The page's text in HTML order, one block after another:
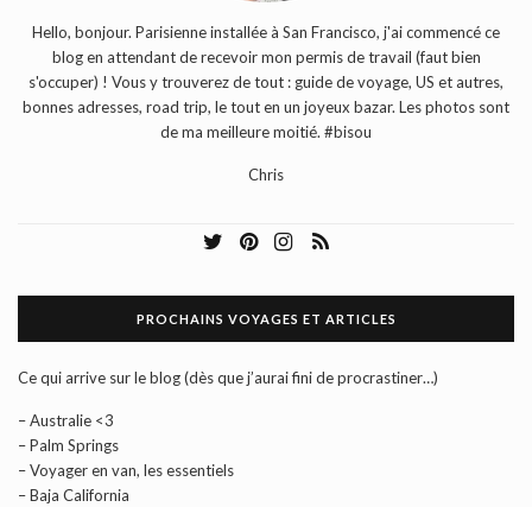
Hello, bonjour. Parisienne installée à San Francisco, j'ai commencé ce
blog en attendant de recevoir mon permis de travail (faut bien
s'occuper) ! Vous y trouverez de tout : guide de voyage, US et autres,
bonnes adresses, road trip, le tout en un joyeux bazar. Les photos sont
de ma meilleure moitié. #bisou
Chris
PROCHAINS VOYAGES ET ARTICLES
Ce qui arrive sur le blog (dès que j’aurai fini de procrastiner…)
– Australie <3
– Palm Springs
– Voyager en van, les essentiels
– Baja California